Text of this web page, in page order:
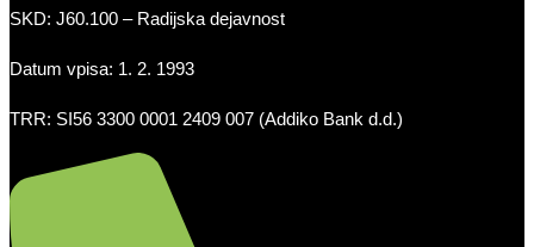
SKD: J60.100 – Radijska dejavnost
Datum vpisa: 1. 2. 1993
TRR: SI56 3300 0001 2409 007 (Addiko Bank d.d.)